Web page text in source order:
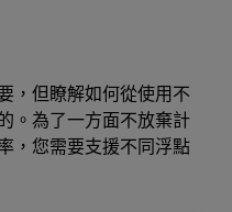
，但瞭解如何從使用不
。為了一方面不放棄計
，您需要支援不同浮點